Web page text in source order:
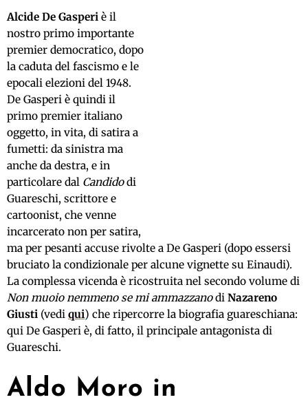
Alcide De Gasperi è il
nostro primo importante
premier democratico, dopo
la caduta del fascismo e le
epocali elezioni del 1948.
De Gasperi è quindi il
primo premier italiano
oggetto, in vita, di satira a
fumetti: da sinistra ma
anche da destra, e in
particolare dal Candidodi
Guareschi, scrittore e
cartoonist, che venne
incarcerato non per satira,
ma per pesanti accuse rivolte a De Gasperi (dopo essersi
bruciato la condizionale per alcune vignette su Einaudi).
La complessa vicenda è ricostruita nel secondo volume di
Non muoio nemmeno se mi ammazzanodi Nazareno
Giusti (vedi qui) che ripercorre la biografia guareschiana:
qui De Gasperi è, di fatto, il principale antagonista di
Guareschi.
Aldo Moro in